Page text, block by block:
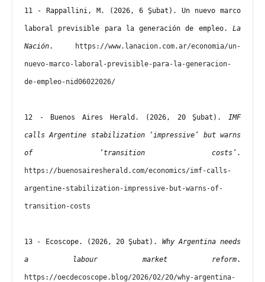
11 - Rappallini, M. (2026, 6 Şubat). Un nuevo marco
laboral previsible para la generación de empleo. La
Nación. https://www.lanacion.com.ar/economia/un-
nuevo-marco-laboral-previsible-para-la-generacion-
de-empleo-nid06022026/
12 - Buenos Aires Herald. (2026, 20 Şubat). IMF
calls Argentine stabilization ‘impressive’ but warns
of ‘transition costs’
https://buenosairesherald.com/economics/imf-calls-
argentine-stabilization-impressive-but-warns-of-
transition-costs
13 - Ecoscope. (2026, 20 Şubat). Why Argentina needs
a labour market reform
https://oecdecoscope.blog/2026/02/20/why-argentina-